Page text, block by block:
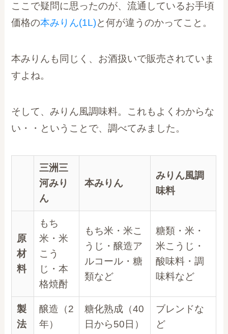
ここで疑問に思ったのが、流通しているお手頃
価格の本みりん(1L)と何が違うのかってこと。
本みりんも同じく、お酒扱いで販売されていま
すよね。
そして、みりん風調味料。これもよくわからな
い・・ということで、調べてみました。
三洲三
河みり
ん
本みりん
みりん風調
味料
原
材
料
もち
米・米
こう
じ・本
格焼酎
もち米・米こ
うじ・醸造ア
ルコール・糖
類など
糖類・米・
米こうじ・
酸味料・調
味料など
製
法
醸造（2
年）
糖化熟成（40
日から50日）
ブレンドな
ど